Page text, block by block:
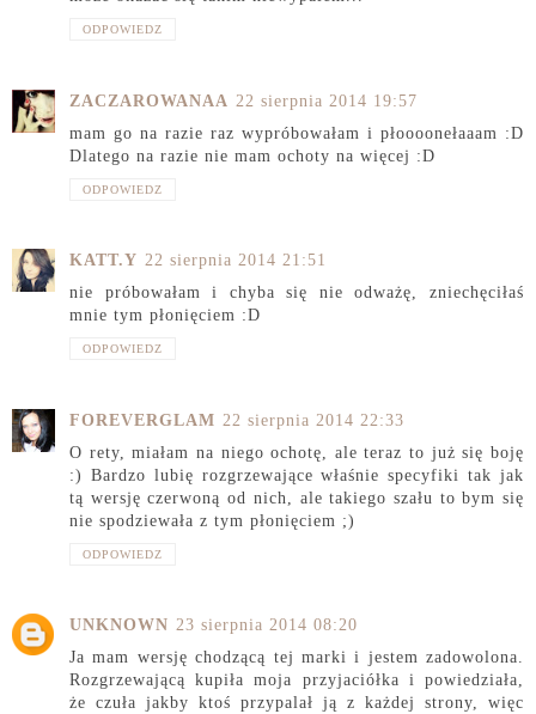
ODPOWIEDZ
ZACZAROWANAA 22 sierpnia 2014 19:57
mam go na razie raz wypróbowałam i płoooonełaaam :D
Dlatego na razie nie mam ochoty na więcej :D
ODPOWIEDZ
KATT.Y 22 sierpnia 2014 21:51
nie próbowałam i chyba się nie odważę, zniechęciłaś
mnie tym płonięciem :D
ODPOWIEDZ
FOREVERGLAM 22 sierpnia 2014 22:33
O rety, miałam na niego ochotę, ale teraz to już się boję
:) Bardzo lubię rozgrzewające właśnie specyfiki tak jak
tą wersję czerwoną od nich, ale takiego szału to bym się
nie spodziewała z tym płonięciem ;)
ODPOWIEDZ
UNKNOWN 23 sierpnia 2014 08:20
Ja mam wersję chodzącą tej marki i jestem zadowolona.
Rozgrzewającą kupiła moja przyjaciółka i powiedziała,
że czuła jakby ktoś przypalał ją z każdej strony, więc